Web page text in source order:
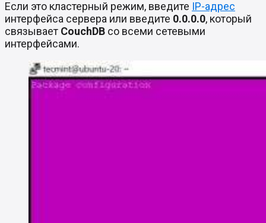
Если это кластерный режим, введите IP-адрес
интерфейса сервера или введите 0.0.0.0, который
связывает CouchDB со всеми сетевыми
интерфейсами.